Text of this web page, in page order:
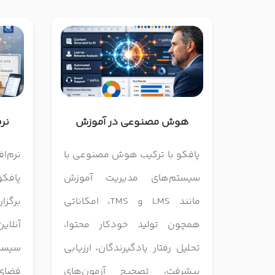
هوش مصنوعی در آموزش
پافکو با ترکیب هوش مصنوعی با
سیستم‌های مدیریت آموزش
مانند LMS و TMS، امکاناتی
همچون تولید خودکار محتوا،
تحلیل رفتار یادگیرندگان، ارزیابی
پیشرفت، تصحیح آزمون‌های